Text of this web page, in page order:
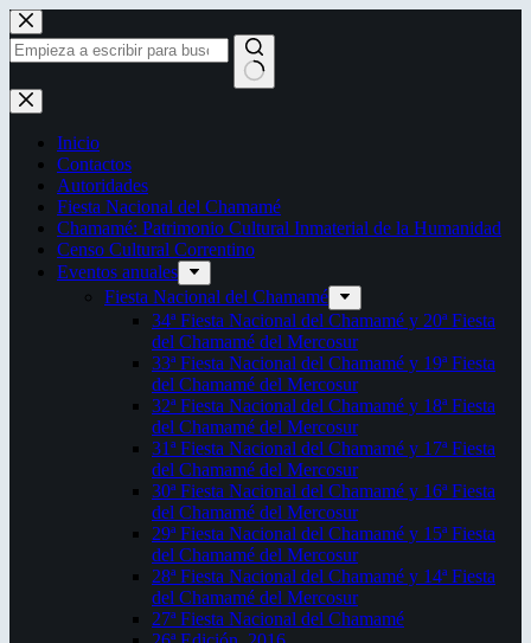
Saltar
al
contenido
Sin
resultados
Inicio
Contactos
Autoridades
Fiesta Nacional del Chamamé
Chamamé: Patrimonio Cultural Inmaterial de la Humanidad
Censo Cultural Correntino
Eventos anuales
Fiesta Nacional del Chamamé
34ª Fiesta Nacional del Chamamé y 20ª Fiesta
del Chamamé del Mercosur
33ª Fiesta Nacional del Chamamé y 19ª Fiesta
del Chamamé del Mercosur
32ª Fiesta Nacional del Chamamé y 18ª Fiesta
del Chamamé del Mercosur
31ª Fiesta Nacional del Chamamé y 17ª Fiesta
del Chamamé del Mercosur
30ª Fiesta Nacional del Chamamé y 16ª Fiesta
del Chamamé del Mercosur
29ª Fiesta Nacional del Chamamé y 15ª Fiesta
del Chamamé del Mercosur
28ª Fiesta Nacional del Chamamé y 14ª Fiesta
del Chamamé del Mercosur
27ª Fiesta Nacional del Chamamé